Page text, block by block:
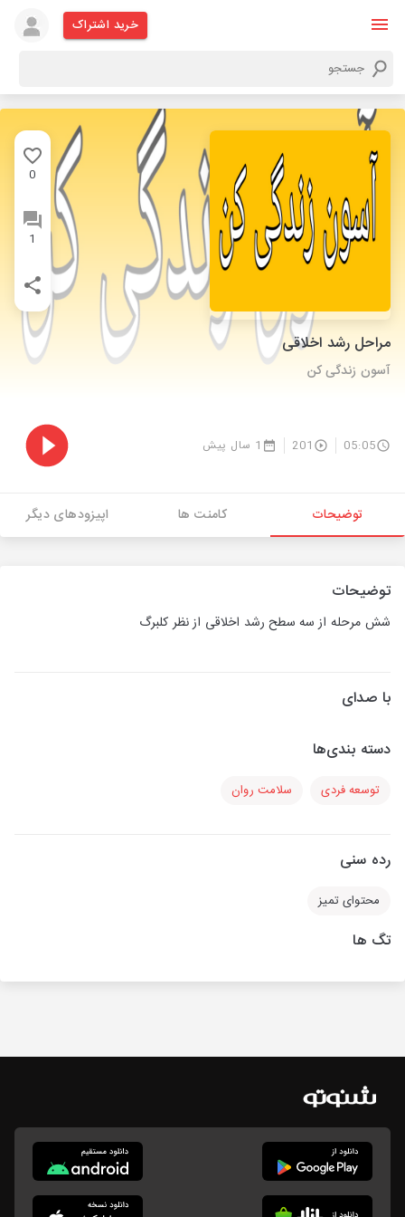
خرید اشتراک
0
1
مراحل رشد اخلاقی
آسون زندگی کن
05:05
201 1 سال پیش
توضیحات کامنت ها اپیزودهای دیگر
توضیحات
شش مرحله از سه سطح رشد اخلاقی از نظر کلبرگ
با صدای
دسته بندی‌ها
توسعه فردی سلامت روان
رده سنی
محتوای تمیز
تگ ها